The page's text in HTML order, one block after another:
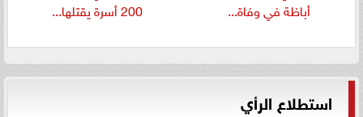
أباظة في وفاة...
200 أسرة يقتلها...
استطلاع الرأي